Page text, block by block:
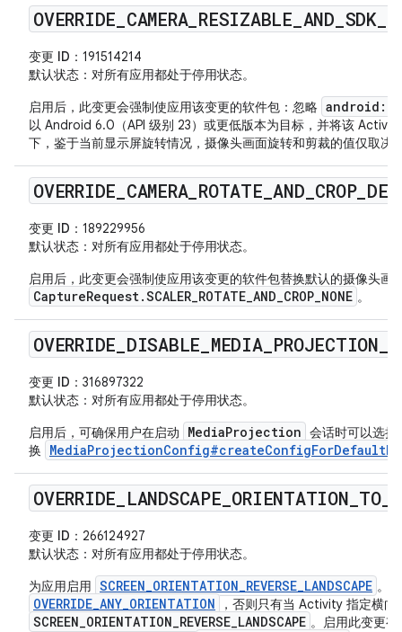
OVERRIDE CAMERA_ RESIZABLE AND SDK
变更 ID ：191514214
默认状态 ：对所有应用都处于停用状态。
启用后，此变更会强制使应用该变更的软件包：忽略
以 Android 6.0（API 级别 23）或更低版本为目标，并将该
下，鉴于当前显示屏旋转情况，摄像头画面旋转和剪裁的值仅取决
OVERRIDE CAMERA_ ROTATE AND CROP_
变更 ID ：189229956
默认状态 ：对所有应用都处于停用状态。
启用后，此变更会强制使应用该变更的软件包替换默认的摄像头画
CaptureRequest.SCALER_ROTATE_AND_CROP_NONE 。
OVERRIDE DISABLE MEDIA_ PROJECTION
变更 ID ：316897322
默认状态 ：对所有应用都处于停用状态。
启用后，可确保用户在启动
MediaProjection 会话时可以选
换
OVERRIDE LANDSCAPE ORIENTATION TO_
变更 ID ：266124927
默认状态 ：对所有应用都处于停用状态。
为应用启用 SCREEN_ORIENTATION_REVERSE_LANDSCAPE 。
OVERRIDE_ANY_ORIENTATION ，否则只有当 Activity 指定横
SCREEN_ORIENTATION_REVERSE_LANDSCAPE 。启用此变更